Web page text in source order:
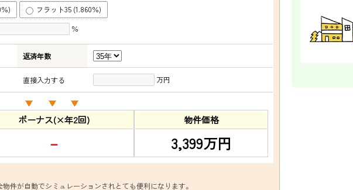
)
フラット35 (1.860％)
％
返済年数
直接入力する 万円
ボーナス(×年2回)
－
物件価格
3,399万円
件が自動でシミュレーションされとても便利になります。